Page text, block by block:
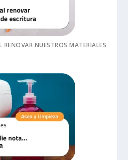
RENOVAR NUESTROS MATERIALES